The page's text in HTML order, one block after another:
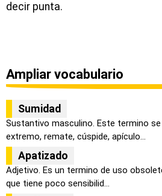
decir punta.
Ampliar vocabulario
Sumidad
Sustantivo masculino. Este termino
extremo, remate, cúspide, apículo...
Apatizado
Adjetivo. Es un termino de uso
que tiene poco sensibilid...